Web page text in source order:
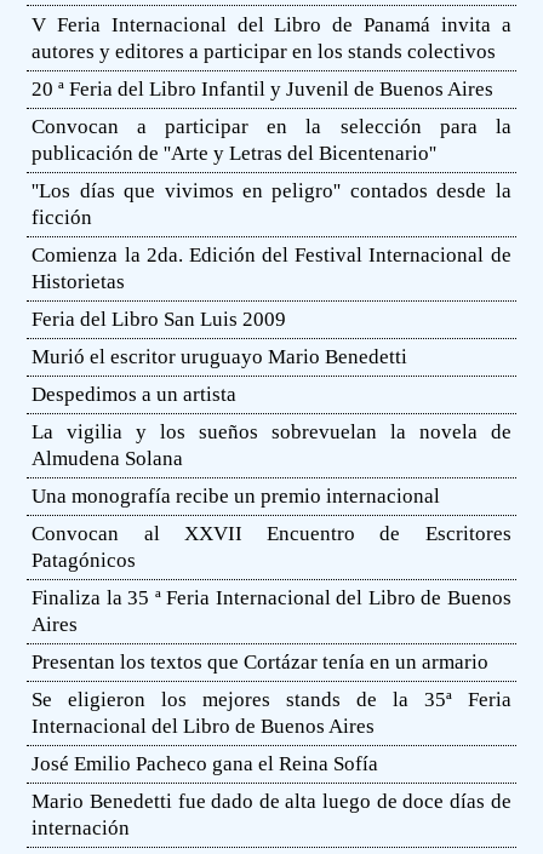
V Feria Internacional del Libro de Panamá invita a
autores y editores a participar en los stands colectivos
20 ª Feria del Libro Infantil y Juvenil de Buenos Aires
Convocan a participar en la selección para la
publicación de ''Arte y Letras del Bicentenario''
''Los días que vivimos en peligro'' contados desde la
ficción
Comienza la 2da. Edición del Festival Internacional de
Historietas
Feria del Libro San Luis 2009
Murió el escritor uruguayo Mario Benedetti
Despedimos a un artista
La vigilia y los sueños sobrevuelan la novela de
Almudena Solana
Una monografía recibe un premio internacional
Convocan al XXVII Encuentro de Escritores
Patagónicos
Finaliza la 35 ª Feria Internacional del Libro de Buenos
Aires
Presentan los textos que Cortázar tenía en un armario
Se eligieron los mejores stands de la 35ª Feria
Internacional del Libro de Buenos Aires
José Emilio Pacheco gana el Reina Sofía
Mario Benedetti fue dado de alta luego de doce días de
internación